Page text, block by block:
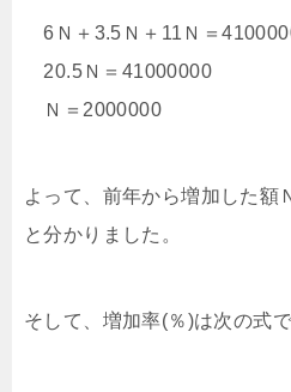
6Ｎ＋3.5Ｎ＋11Ｎ＝
20.5Ｎ＝41000000
Ｎ＝2000000
よって、前年から増加した額
と分かりました。
そして、増加率(％)は次の式